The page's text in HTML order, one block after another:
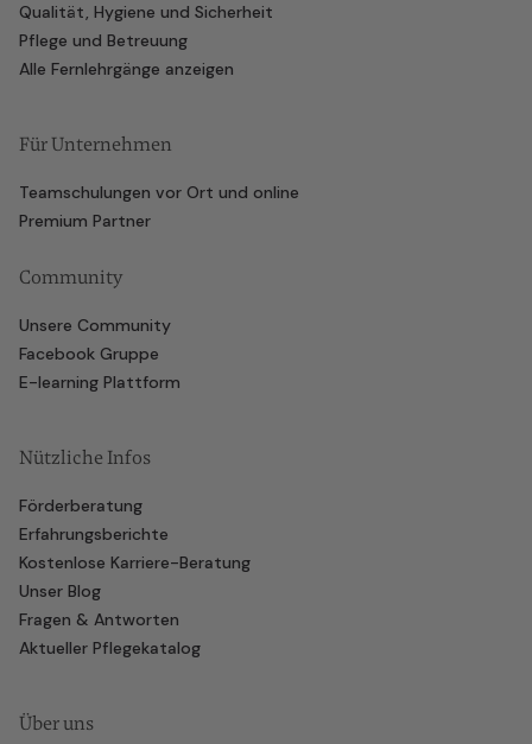
Qualität, Hygiene und Sicherheit
Pflege und Betreuung
Alle Fernlehrgänge anzeigen
Für Unternehmen
Teamschulungen vor Ort und online
Premium Partner
Community
Unsere Community
Facebook Gruppe
E-learning Plattform
Nützliche Infos
Förderberatung
Erfahrungsberichte
Kostenlose Karriere-Beratung
Unser Blog
Fragen & Antworten
Aktueller Pflegekatalog
Über uns